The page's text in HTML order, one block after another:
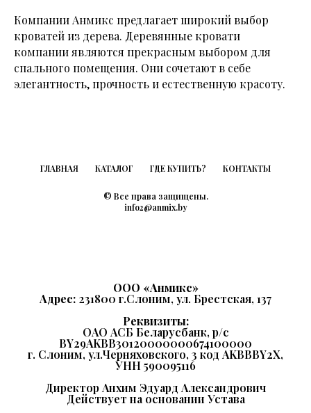
Компании Анмикс предлагает широкий выбор
кроватей из дерева. Деревянные кровати
компании являются прекрасным выбором для
спального помещения. Они сочетают в себе
элегантность, прочность и естественную красоту.
ГЛАВНАЯ КАТАЛОГ ГДЕ КУПИТЬ? КОНТАКТЫ
© Все права защищены.
info2@anmix.by
ООО «Анмикс»
Адрес: 231800 г.Слоним, ул. Брестская, 137
Реквизиты:
ОАО АСБ Беларусбанк, р/с
BY29AKBB30120000000674100000
г. Слоним, ул.Черняховского, 3 код AKBBBY2Х,
УНН 590095116
Директор Анхим Эдуард Александрович
Действует на основании Устава